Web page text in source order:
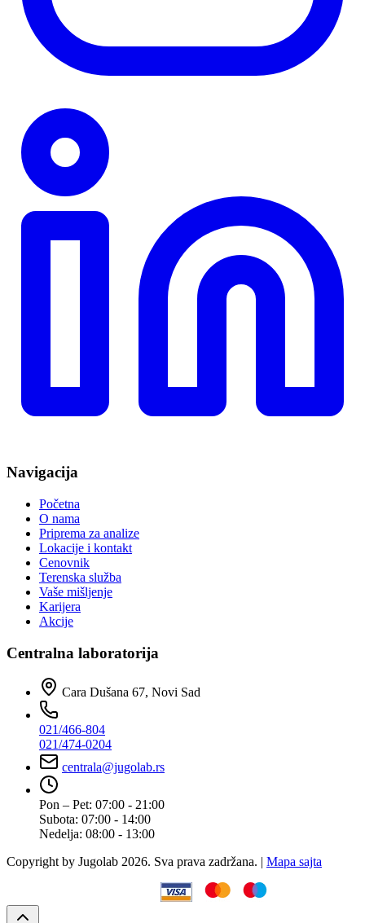
Navigacija
Početna
O nama
Priprema za analize
Lokacije i kontakt
Cenovnik
Terenska služba
Vaše mišljenje
Karijera
Akcije
Centralna laboratorija
Cara Dušana 67, Novi Sad
021/466-804
021/474-0204
centrala@jugolab.rs
Pon – Pet: 07:00 - 21:00
Subota: 07:00 - 14:00
Nedelja: 08:00 - 13:00
Copyright by Jugolab 2026. Sva prava zadržana. | Mapa sajta